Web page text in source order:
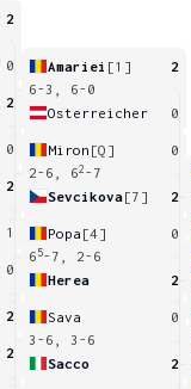
2
0
2
0
2
1
0
2
2
Amariei [1]
2
6-3, 6-0
Osterreicher
0
Miron [Q]
0
2-6, 62 -7
Sevcikova[7] 2
Popa [4]
0
6 5-7, 2-6
Herea
2
Sava
0
3-6, 3-6
Sacco
2